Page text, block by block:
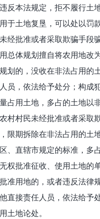
法规定，拒不履行土地
于土地复垦，可以处以罚
准或者采取欺骗手段骗
总体规划擅自将农用地改
划的，没收在非法占用的
员，依法给予处分；构成
用土地，多占的土地以
民未经批准或者采取欺
限期拆除在非法占用的土
直辖市规定的标准，多
准征收、使用土地的单
准用地的，或者违反法律
直接责任人员，依法给予
土地论处。